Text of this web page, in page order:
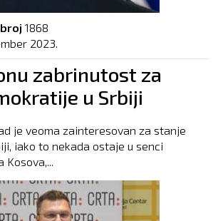
1868
2023.
zabrinutost za
u Srbiji
je veoma zainteresovan za stanje
iako to nekada ostaje u senci